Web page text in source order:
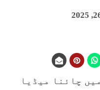
چائنا میڈیا